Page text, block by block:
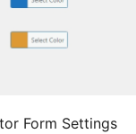
Form Settings